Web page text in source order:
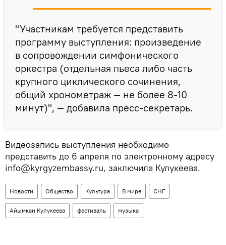
"Участникам требуется представить
программу выступления: произведение
в сопровождении симфонического
оркестра (отдельная пьеса либо часть
крупного циклического сочинения,
общий хронометраж — не более 8-10
минут)", — добавила пресс-секретарь.
Видеозапись выступления необходимо
представить до 6 апреля по электронному адресу
info@kyrgyzembassy.ru, заключила Кулукеева.
Новости Общество Культура В мире СНГ
Айымкан Кулукеева фестиваль музыка